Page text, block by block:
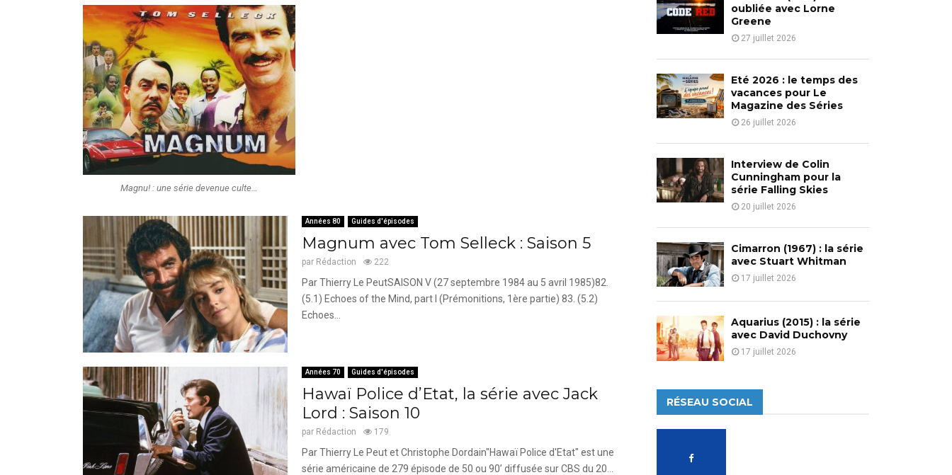
Magnu! : une série devenue culte…
Années 80 Guides d'épisodes
Magnum avec Tom Selleck : Saison 5
par Rédaction 222
Par Thierry Le PeutSAISON V (27 septembre 1984 au 5 avril 1985)82.
(5.1) Echoes of the Mind, part I (Prémonitions, 1ère partie) 83. (5.2)
Echoes...
Années 70 Guides d'épisodes
Hawaï Police d’Etat, la série avec Jack
Lord : Saison 10
par Rédaction 179
Par Thierry Le Peut et Christophe Dordain"Hawaï Police d'Etat" est une
série américaine de 279 épisode de 50 ou 90’ diffusée sur CBS du 20...
o
r
:
H
oubliée avec Lorne
Greene
27 juillet 2026
Eté 2026 : le temps des
vacances pour Le
Magazine des Séries
26 juillet 2026
Interview de Colin
Cunningham pour la
série Falling Skies
20 juillet 2026
Cimarron (1967) : la série
avec Stuart Whitman
17 juillet 2026
Aquarius (2015) : la série
avec David Duchovny
17 juillet 2026
RÉSEAU SOCIAL